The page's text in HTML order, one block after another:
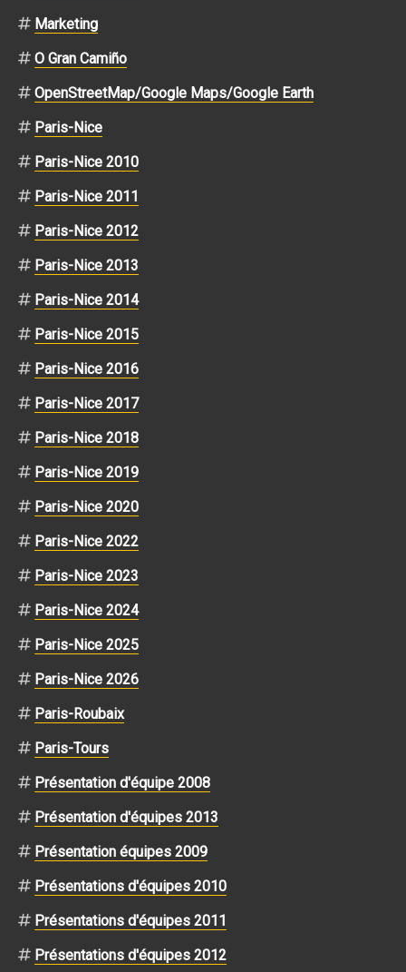
Marketing
O Gran Camiño
OpenStreetMap/Google Maps/Google Earth
Paris-Nice
Paris-Nice 2010
Paris-Nice 2011
Paris-Nice 2012
Paris-Nice 2013
Paris-Nice 2014
Paris-Nice 2015
Paris-Nice 2016
Paris-Nice 2017
Paris-Nice 2018
Paris-Nice 2019
Paris-Nice 2020
Paris-Nice 2022
Paris-Nice 2023
Paris-Nice 2024
Paris-Nice 2025
Paris-Nice 2026
Paris-Roubaix
Paris-Tours
Présentation d'équipe 2008
Présentation d'équipes 2013
Présentation équipes 2009
Présentations d'équipes 2010
Présentations d'équipes 2011
Présentations d'équipes 2012